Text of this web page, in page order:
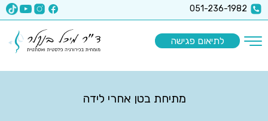
x-api-key":"6512a67ea5f63b3ec1a8b9e9
051-236-1982
לתיאום פגישה
מתיחת בטן אחרי לידה